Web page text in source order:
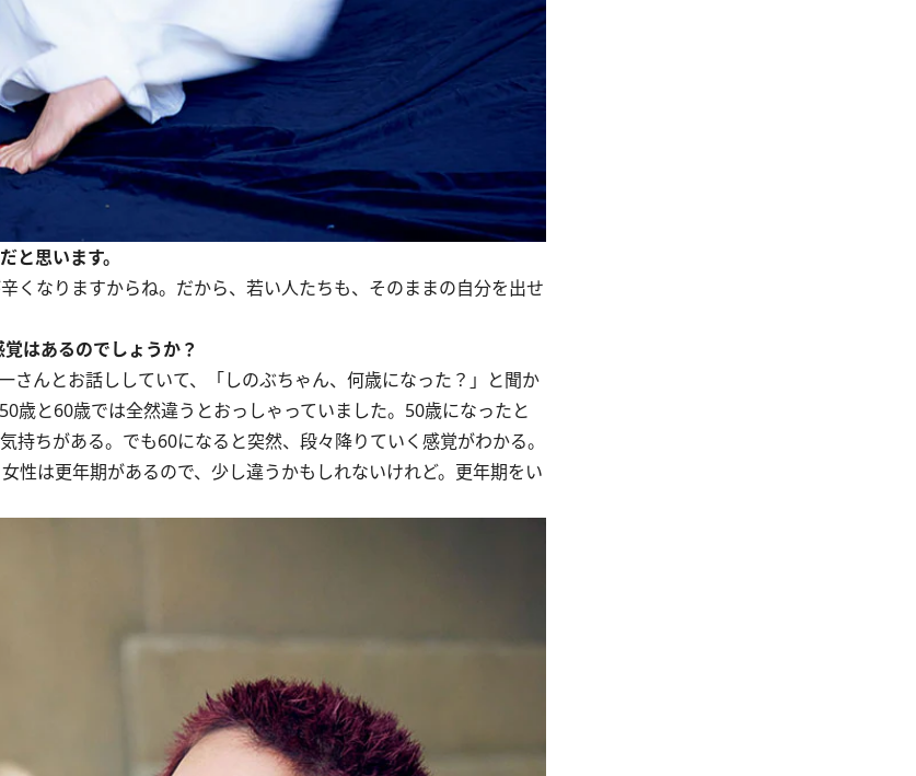
思います。
なりますからね。だから、若い人たちも、そのままの自分を出せ
はあるのでしょうか？
んとお話ししていて、「しのぶちゃん、何歳になった？」と聞か
歳と60歳では全然違うとおっしゃっていました。50歳になったと
ちがある。でも60になると突然、段々降りていく感覚がわかる。
性は更年期があるので、少し違うかもしれないけれど。更年期をい